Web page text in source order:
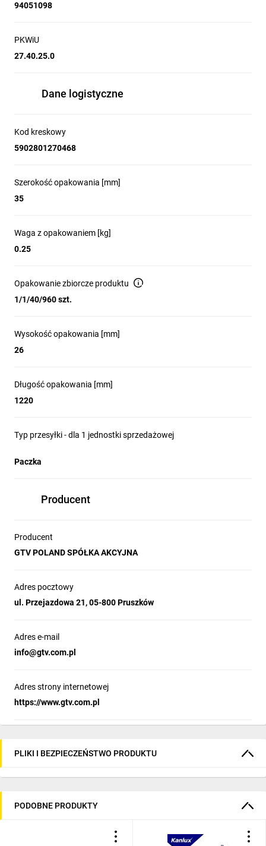
94051098
PKWiU
27.40.25.0
Dane logistyczne
Kod kreskowy
5902801270468
Szerokość opakowania [mm]
35
Waga z opakowaniem [kg]
0.25
Opakowanie zbiorcze produktu
1/1/40/960 szt.
Wysokość opakowania [mm]
26
Długość opakowania [mm]
1220
Typ przesyłki - dla 1 jednostki sprzedażowej
Paczka
Producent
Producent
GTV POLAND SPÓŁKA AKCYJNA
Adres pocztowy
ul. Przejazdowa 21, 05-800 Pruszków
Adres e-mail
info­@gtv.com.pl
Adres strony internetowej
https://www.gtv.com.pl
PLIKI I BEZPIECZEŃSTWO PRODUKTU
PODOBNE PRODUKTY